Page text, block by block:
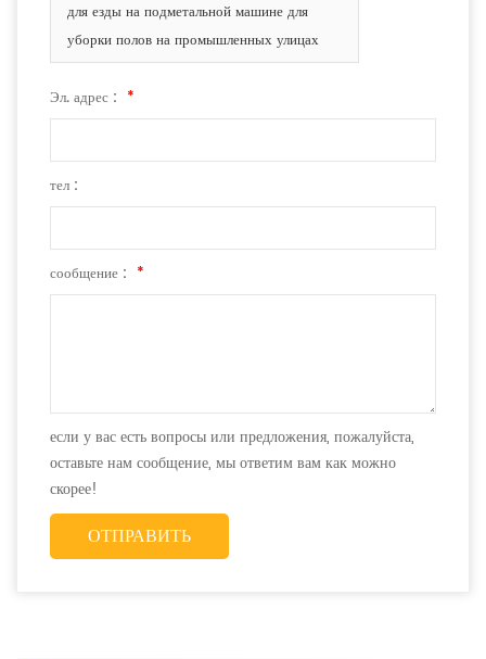
для езды на подметальной машине для
уборки полов на промышленных улицах
Эл. адрес : *
тел :
сообщение : *
если у вас есть вопросы или предложения, пожалуйста,
оставьте нам сообщение, мы ответим вам как можно
скорее!